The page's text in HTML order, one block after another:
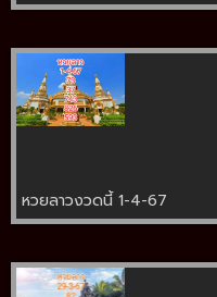
หวยลาวงวดนี้ 1-4-67